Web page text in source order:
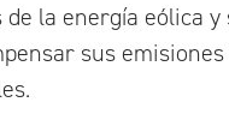
la energía eólica
sus